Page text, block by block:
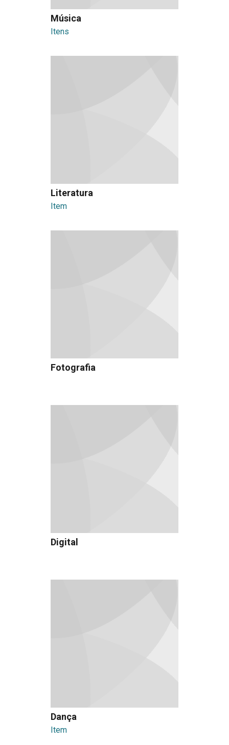
Música
Itens
Literatura
Item
Fotografia
Digital
Dança
Item